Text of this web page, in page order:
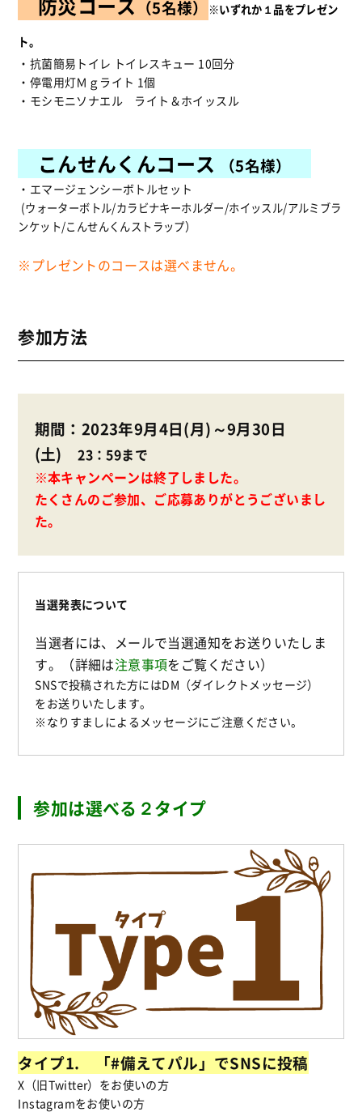
（5名様） ※いずれか１品をプレゼン
ト。
・抗菌簡易トイレ トイレスキュー 10回分
・停電用灯Ｍｇライト 1個
・モシモニソナエル ライト＆ホイッスル
こんせんくんコース （5名様）
・エマージェンシーボトルセット
(ウォーターボトル/カラビナキーホルダー/ホイッスル/アルミブラ
ンケット/こんせんくんストラップ）
※プレゼントのコースは選べません。
参加方法
期間：2023年9月4日(月)～9月30日
(土)23：59まで
※本キャンペーンは終了しました。
たくさんのご参加、ご応募ありがとうございまし
た。
当選発表について
当選者には、メールで当選通知をお送りいたしま
す。（詳細は注意事項をご覧ください）
SNSで投稿された方にはDM（ダイレクトメッセージ）
をお送りいたします。
※なりすましによるメッセージにご注意ください。
参加は選べる２タイプ
タイプ1. 「#備えてパル」でSNSに投稿
X（旧Twitter）をお使いの方
Instagramをお使いの方